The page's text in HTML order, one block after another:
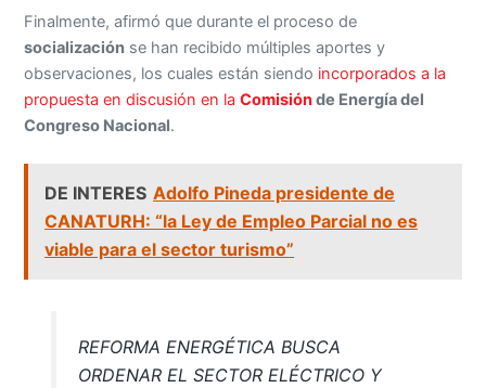
Finalmente, afirmó que durante el proceso de
socialización se han recibido múltiples aportes y
observaciones, los cuales están siendo incorporados a la
propuesta en discusión en laComisiónde Energía del
Congreso Nacional.
DE INTERES Adolfo Pineda presidente de
CANATURH: “la Ley de Empleo Parcial no es
viable para el sector turismo”
REFORMA ENERGÉTICA BUSCA
ORDENAR EL SECTOR ELÉCTRICO Y